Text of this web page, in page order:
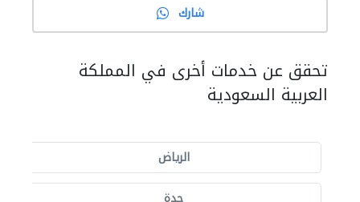
شارك
تحقق عن خدمات أخرى في المملكة
العربية السعودية
الرياض